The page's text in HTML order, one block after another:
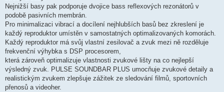
Nejnižší basy pak podporuje dvojice bass reflexových rezonátorů v
podobě pasivních membrán.
Pro minimalizaci vibrací a docílení nejhlubších basů bez zkreslení je
každý reproduktor umístěn v samostatných optimalizovaných komorách.
Každý reproduktor má svůj vlastní zesilovač a zvuk mezi ně rozděluje
frekvenční výhybka s DSP procesorem,
která zároveň optimalizuje vlastnosti zvukové lišty na co nejlepší
výsledný zvuk. PULSE SOUNDBAR PLUS umocňuje zvukové detaily a
realistickým zvukem zlepšuje zážitek ze sledování filmů, sportovních
přenosů a videoher.